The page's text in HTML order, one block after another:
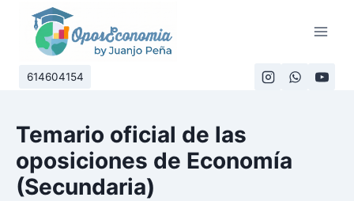
Saltar
contenido
614604154
Temario oficial de las
oposiciones de Economía
(Secundaria)